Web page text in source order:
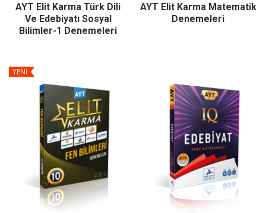
AYT Elit Karma Türk Dili
Ve Edebiyatı Sosyal
Bilimler-1 Denemeleri
AYT Elit Karma Matematik
Denemeleri
YENİ